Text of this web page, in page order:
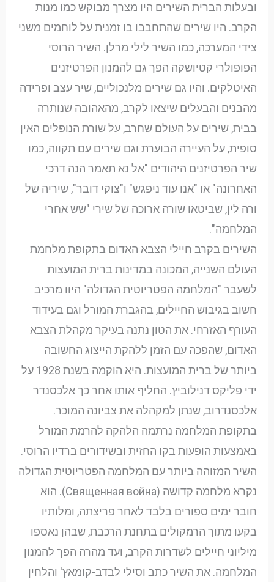
ובעלות הברית השירים היו מצרך מבוקש כמו מנות
הקרב. היו שירים שהתחבבו בו זמנית על לוחמים משני
צידי המערכה, כמו השיר לילי מרלן. השיר הרוסי
הפופולרי קטיושקה הפך גם להמנון הפרטיזנים
האיטלקים. והיו גם שירים מלנכוליים, שיר עצב ופרידה
מהבנים והבעלים שיצאו לקרב, מהאהובה שנותרה
בבית, שירים על העולם שחרב, על שורת הנופלים האין
סופית, על העיירה הבוערת וגם שירים עם תקווה, כמו
שיר הפרטיזנים היהודים "אל נא תאמר הנה דרכי
האחרונה" או "אנו עוד ניפגש" ו"צוקי דובר", שיריה של
ורה לין, שביטאו שורה ארוכה של שירי "שש אחרי
המלחמה".
השירים בקרב חיילי הצבא האדום בתקופת מלחמת
העולם השנייה, המכונה במדינות ברית המועצות
לשעבר "המלחמה הפטריוטית הגדולה" היוו מרכיב
חשוב בגיבוש החיילים, בהגברת המורל וגם בעידוד
העורף האזרחי. את הטון נתנה בעיקר מקהלת הצבא
האדום, שהפכה עם הזמן ללהקת הייצוג החשובה
ביותר של ברית המועצות. היא הוקמה בשנת 1928 על
ידי פליקס דנילוביץ. החליף אותו אחר כך אלכסנדר
אלכסנדרוב, שנתן למקהלה את צביונה המוכר.
בתקופת המלחמה נרתמה הלהקה להרמת המורל
באמצעות הופעות בקו החזית ובשידורים ברדיו הרוסי.
השיר המזוהה ביותר עם המלחמה הפטריוטית הגדולה
נקרא מלחמה קדושה (Священная война). הוא
חובר ימים ספורים בלבד לאחר פריצתה, ומלותיו
בקעו מתוך הרמקולים בתחנת הרכבת, שבהן נאספו
מיליוני חיילים לשדרות הקרב, ועד מהרה הפך להמנון
המלחמה. את השיר כתב וסילי לבדב-קומאץ' והלחין